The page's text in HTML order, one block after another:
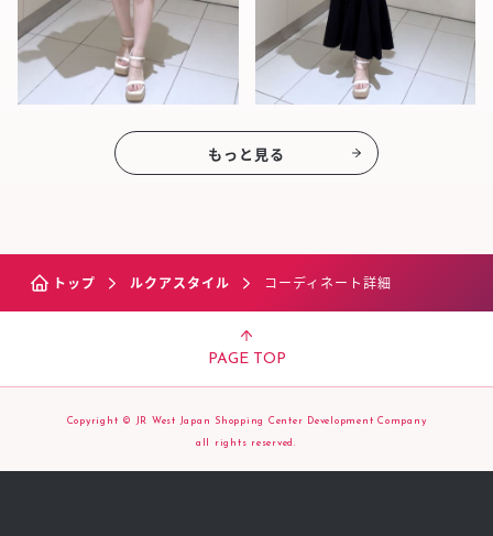
もっと見る
トップ ルクアスタイル コーディネート詳細
PAGE TOP
Copyright © JR West Japan Shopping Center Development Company
all rights reserved.